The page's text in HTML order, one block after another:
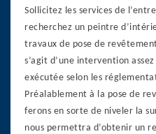
Sollicitez les services de
recherchez un peintre
travaux de pose de
s’agit d’une intervention
exécutée selon les
Préalablement à la pose de
ferons en sorte de niveler la
nous permettra d’obtenir un